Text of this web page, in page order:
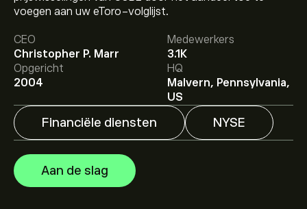
voegen aan uw eToro-volglijst.
CEO
Christopher P. Marr
Medewerkers
3.1K
Opgericht
2004
HQ
Malvern, Pennsylvania,
US
Financiële diensten NYSE
Aan de slag
Het gemiddelde koersdoel voor CubeSmart is 41.76‎$‎.
Meld je aanbij eToro voor gedetailleerde
analistenvoorspellingen en koersdoelen.
Analisten bieden voorspellingen voor CubeSmart
gebaseerd op markttrends, financiële rapporten en
verwachte groei. Bekijk de meest recente voorspelling